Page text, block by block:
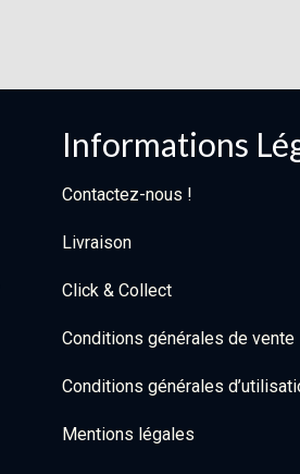
Informations
Contactez-nous !
Livraison
Click & Collect
Conditions générales de vente
Conditions générales
Mentions légales